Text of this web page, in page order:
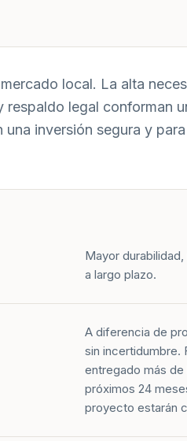
local. La alta
legal conforman
inversión segura y
Mayor
a largo plazo.
A diferencia de
sin incertidumbre.
entregado más
próximos 24
proyecto estarán